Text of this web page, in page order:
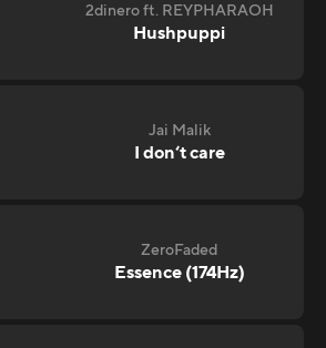
2dinero ft. REYPHARAOH
Hushpuppi
Jai Malik
I don‘t care
ZeroFaded
Essence (174Hz)